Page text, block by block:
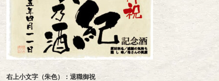
右上小文字（朱色）：退職御祝